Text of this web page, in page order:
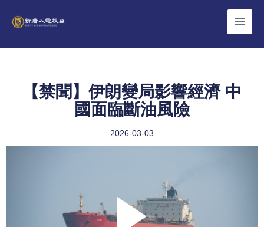
【禁聞】伊朗變局影響經濟 中
國面臨斷油風險
2026-03-03